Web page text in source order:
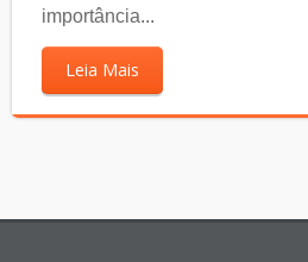
importância...
Leia Mais